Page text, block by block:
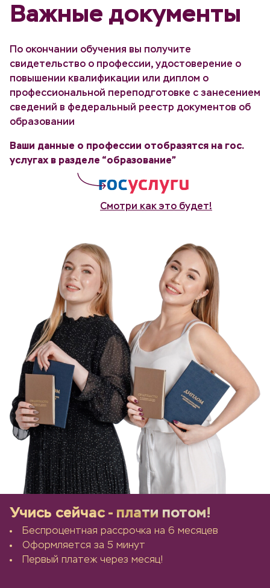
Важные документы
По окончании обучения вы получите
свидетельство о профессии, удостоверение о
повышении квалификации или диплом о
профессиональной переподготовке с занесением
сведений в федеральный реестр документов об
образовании
Ваши данные о профессии отобразятся на гос.
услугах в разделе “образование”
Смотри как это будет!
Учись сейчас - плати потом!
Беспроцентная рассрочка на 6 месяцев
Оформляется за 5 минут
Первый платеж через месяц!